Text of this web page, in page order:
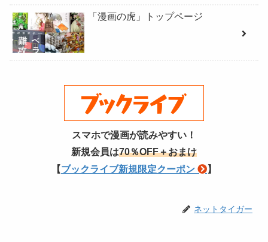
「漫画の虎」トップページ
スマホで漫画が読みやすい！
新規会員は70％OFF＋おまけ
【ブックライブ新規限定クーポン 】
ネットタイガー